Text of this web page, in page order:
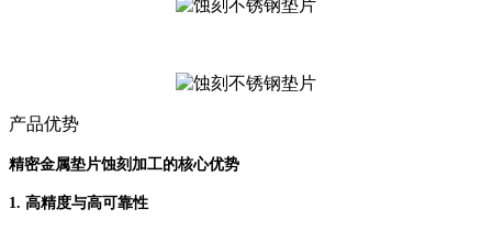
产品优势
精密金属垫片蚀刻加工的核心优势
1. 高精度与高可靠性